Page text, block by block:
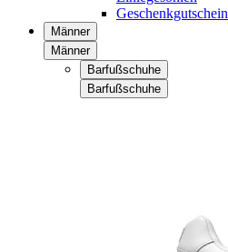
Geschenkgutschein
Männer
Männer
Barfußschuhe
Barfußschuhe